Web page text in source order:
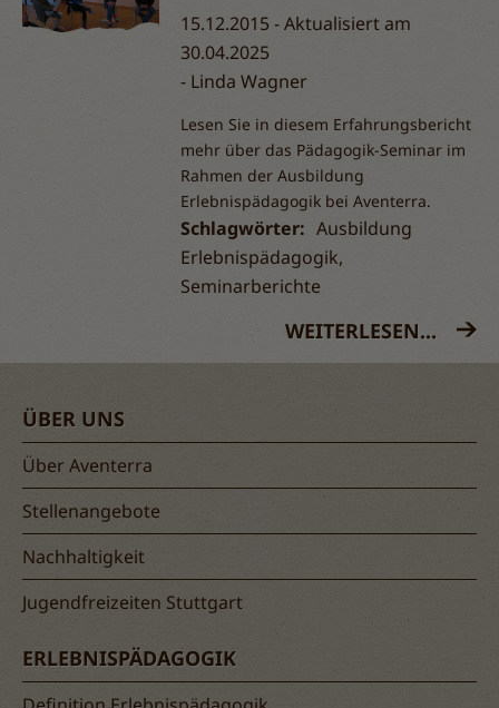
15.12.2015 - Aktualisiert am
30.04.2025
Linda Wagner
Lesen Sie in diesem Erfahrungsbericht
mehr über das Pädagogik-Seminar im
Rahmen der Ausbildung
Erlebnispädagogik bei Aventerra.
Schlagwörter: Ausbildung
Erlebnispädagogik,
Seminarberichte
WEITERLESEN...
ÜBER UNS
Über Aventerra
Stellenangebote
Nachhaltigkeit
Jugendfreizeiten Stuttgart
ERLEBNISPÄDAGOGIK